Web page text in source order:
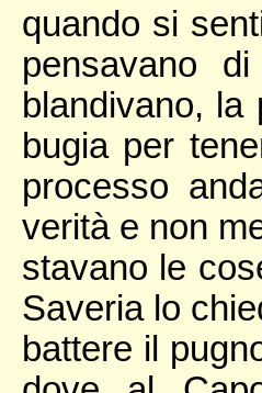
quando si
pensavano
blandivano,
bugia per
processo
verità e non
stavano le
Saveria lo
battere il